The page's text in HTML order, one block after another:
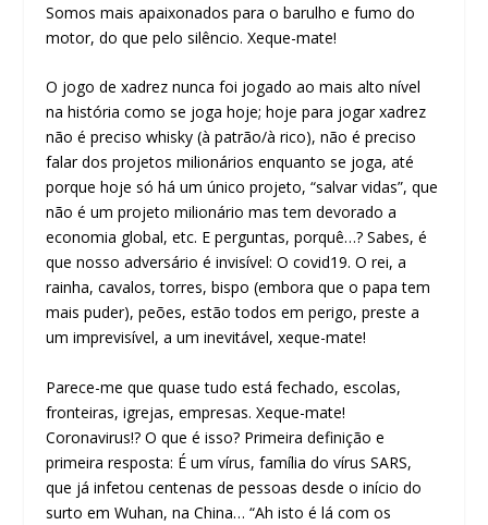
Somos mais apaixonados para o barulho e fumo do
motor, do que pelo silêncio. Xeque-mate!
O jogo de xadrez nunca foi jogado ao mais alto nível
na história como se joga hoje; hoje para jogar xadrez
não é preciso whisky (à patrão/à rico), não é preciso
falar dos projetos milionários enquanto se joga, até
porque hoje só há um único projeto, “salvar vidas”, que
não é um projeto milionário mas tem devorado a
economia global, etc. E perguntas, porquê…? Sabes, é
que nosso adversário é invisível: O covid19. O rei, a
rainha, cavalos, torres, bispo (embora que o papa tem
mais puder), peões, estão todos em perigo, preste a
um imprevisível, a um inevitável, xeque-mate!
Parece-me que quase tudo está fechado, escolas,
fronteiras, igrejas, empresas. Xeque-mate!
Coronavirus!? O que é isso? Primeira definição e
primeira resposta: É um vírus, família do vírus SARS,
que já infetou centenas de pessoas desde o início do
surto em Wuhan, na China… “Ah isto é lá com os